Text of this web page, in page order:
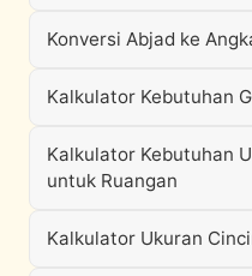
Konversi Abjad ke
Kalkulator Kebutuhan
Kalkulator Kebutuhan
untuk Ruangan
Kalkulator Ukuran